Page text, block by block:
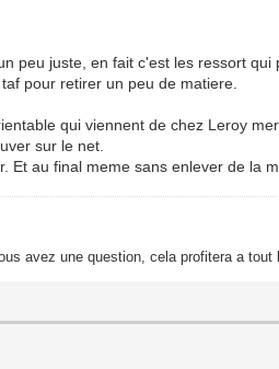
peu juste, en fait c'est les ressort
pour retirer un peu de matiere.
qui viennent de chez Leroy
sur le net.
Et au final meme sans enlever de la
avez une question, cela profitera a tout